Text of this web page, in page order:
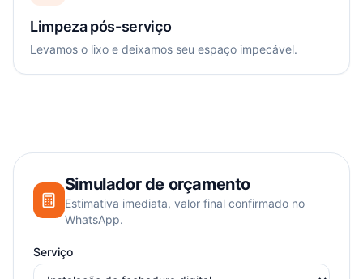
Limpeza pós-serviço
Levamos o lixo e deixamos seu espaço impecável.
Simulador de orçamento
Estimativa imediata, valor final confirmado no
WhatsApp.
Serviço